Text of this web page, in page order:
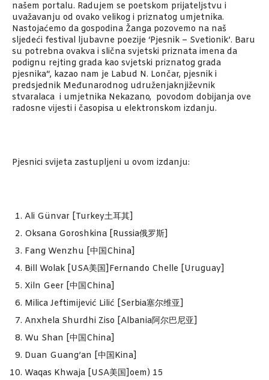
našem portalu. Radujem se poetskom prijateljstvu i
uvažavanju od ovako velikog i priznatog umjetnika.
Nastojaćemo da gospodina Žanga pozovemo na naš
sljedeći festival ljubavne poezije ‘Pjesnik – Svetionik’. Baru
su potrebna ovakva i slična svjetski priznata imena da
podignu rejting grada kao svjetski priznatog grada
pjesnika“, kazao nam je Labud N. Lončar, pjesnik i
predsjednik Međunarodnog udruženjaknjiževnik
stvaralaca i umjetnika Nekazano, povodom dobijanja ove
radosne vijesti i časopisa u elektronskom izdanju.
Pjesnici svijeta zastupljeni u ovom izdanju:
Ali Günvar [Turkey土耳其]
Oksana Goroshkina [Russia俄罗斯]
Fang Wenzhu [中国China]
Bill Wolak [USA美国]Fernando Chelle [Uruguay]
Xiln Geer [中国China]
Milica Jeftimijević Lilić [Serbia塞尔维亚]
Anxhela Shurdhi Ziso [Albania阿尔巴尼亚]
Wu Shan [中国China]
Duan Guang’an [中国Kina]
Waqas Khwaja [USA美国]oem) 15